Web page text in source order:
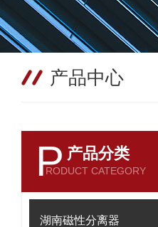
产品中心
P 产品分类
RODUCT CATEGORY
湖南磁性分离器